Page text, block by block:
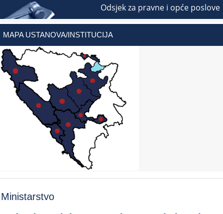
Odsjek za pravne i opće poslove
MAPA USTANOVA/INSTITUCIJA
Ministarstvo